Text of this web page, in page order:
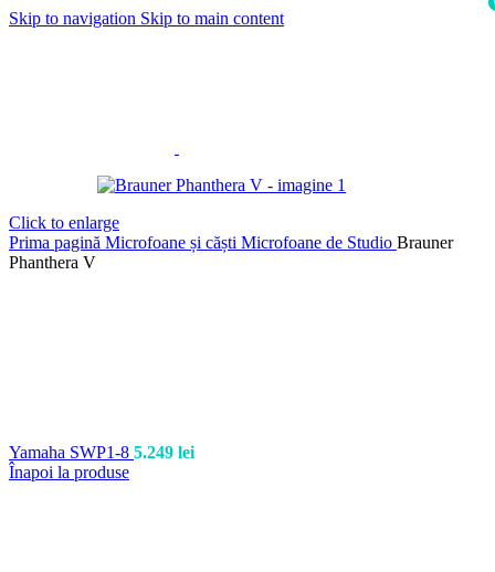
Skip to navigation Skip to main content
Click to enlarge
Prima pagină Microfoane și căști Microfoane de Studio Brauner
Phanthera V
Yamaha SWP1-8 5.249 lei
Înapoi la produse